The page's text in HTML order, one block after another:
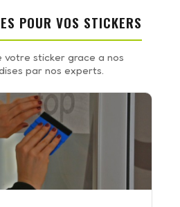
POUR VOS STICKERS
votre sticker grace a nos
par nos experts.